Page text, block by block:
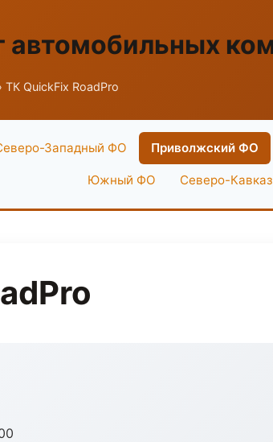
автомобильных
ТК QuickFix RoadPro
Западный ФО Приволжский ФО
Южный ФО Северо-